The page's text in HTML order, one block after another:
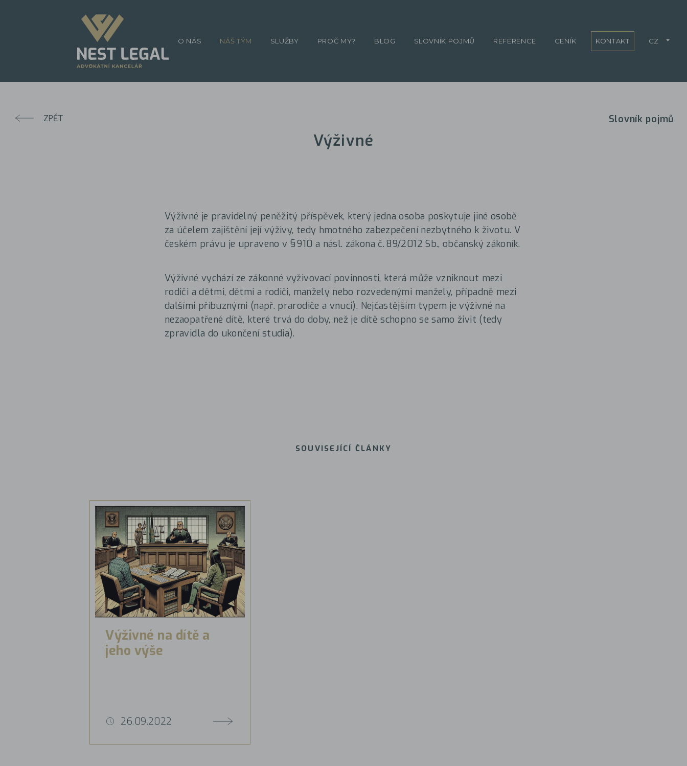
ZPĚT Slovník pojmů
Výživné
Výživné je pravidelný peněžitý příspěvek, který jedna osoba poskytuje jiné osobě
za účelem zajištění její výživy, tedy hmotného zabezpečení nezbytného k životu. V
českém právu je upraveno v § 910 a násl. zákona č. 89/2012 Sb., občanský zákoník.
Výživné vychází ze zákonné vyživovací povinnosti, která může vzniknout mezi
rodiči a dětmi, dětmi a rodiči, manžely nebo rozvedenými manžely, případně mezi
dalšími příbuznými (např. prarodiče a vnuci). Nejčastějším typem je výživné na
nezaopatřené dítě, které trvá do doby, než je dítě schopno se samo živit (tedy
zpravidla do ukončení studia).
SOUVISEJÍCÍ ČLÁNKY
Výživné na dítě a
jeho výše
26.09.2022
O NÁS NÁŠ TÝM SLUŽBY PROČ MY? BLOG SLOVNÍK POJMŮ REFERENCE CENÍK KONTAKT CZ